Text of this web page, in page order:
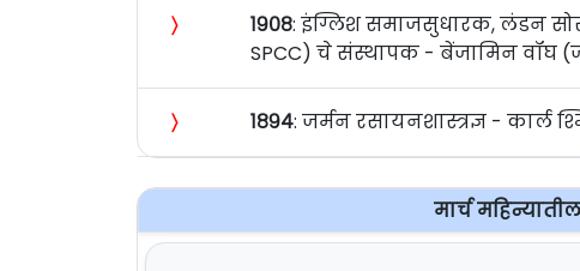
〉 १९०८: इंग्लिश समाजसुधारक, लंडन
SPCC) चे संस्थापक - बेंजामिन वॉघ
〉 १८९४: जर्मन रसायनशास्त्रज्ञ - कार्ल
मार्च